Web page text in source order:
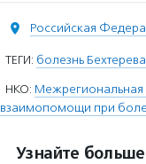
Российская
ТЕГИ: болезнь Бехтерева
НКО: Межрегиональная
взаимопомощи при
Узнайте